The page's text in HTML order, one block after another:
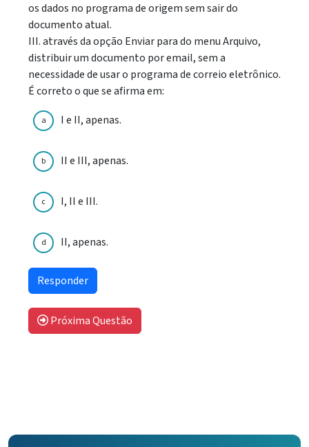
os dados no programa de origem sem sair do
documento atual.
III. através da opção Enviar para do menu Arquivo,
distribuir um documento por email, sem a
necessidade de usar o programa de correio eletrônico.
É correto o que se afirma em:
a I e II, apenas.
b II e III, apenas.
c I, II e III.
d II, apenas.
Próxima Questão